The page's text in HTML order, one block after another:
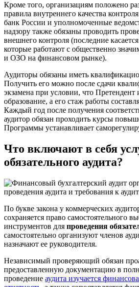
Кроме того, организациям положено
правила внутреннего качества
банк России и уполномоченные
надзору также обязаны проводить
внешнего контроля (последние
которые работают с общественно
и ОЗО на финансовом рынке).
Аудиторы обязаны иметь
Получить его можно после сдачи
экзамена при условии, что Претендент
образование, а его стаж работы
Каждый год после получения
аудитор обязан проходить курсы
Программы устанавливает
Что включают в себя
обязательного аудита?
По букве закона у коммерческих
сохраняется право самостоятельного
инструментов для проведения
самостоятельно организуют членов
назначают ее руководителя.
Независимый проверяющий обязан
предоставленную документацию в
проведение аудита изучается